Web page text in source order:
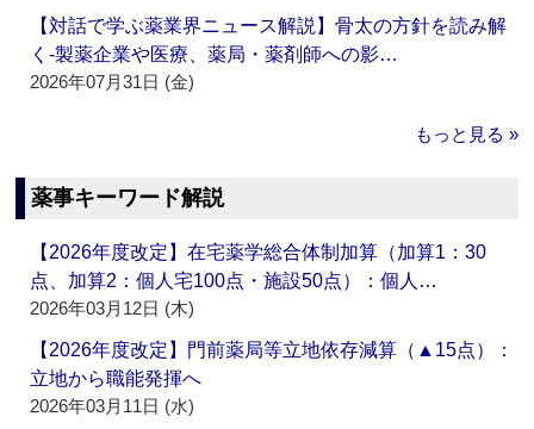
【対話で学ぶ薬業界ニュース解説】骨太の方針を読み解
く‐製薬企業や医療、薬局・薬剤師への影…
2026年07月31日 (金)
もっと見る »
薬事キーワード解説
【2026年度改定】在宅薬学総合体制加算（加算1：30
点、加算2：個人宅100点・施設50点）：個人…
2026年03月12日 (木)
【2026年度改定】門前薬局等立地依存減算（▲15点）：
立地から職能発揮へ
2026年03月11日 (水)